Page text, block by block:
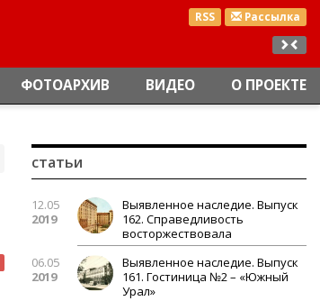
RSS Рассылка
ФОТОАРХИВ ВИДЕО О ПРОЕКТЕ
статьи
12.05
2019
Выявленное наследие. Выпуск
162. Справедливость
восторжествовала
06.05
2019
Выявленное наследие. Выпуск
161. Гостиница №2 – «Южный
Урал»